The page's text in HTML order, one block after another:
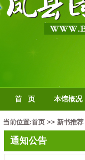
首 页 本馆概况
当前位置:首页 >> 新书推荐
通知公告